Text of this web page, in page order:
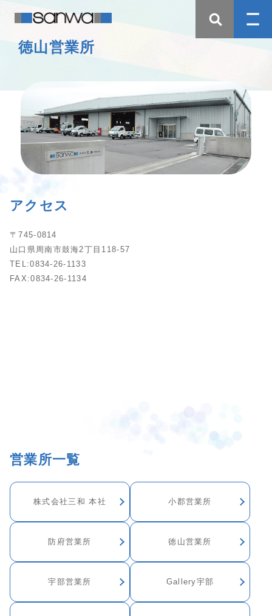
徳山営業所
アクセス
〒745-0814
山口県周南市鼓海2丁目118-57
TEL:0834-26-1133
FAX:0834-26-1134
営業所一覧
株式会社三和 本社 小郡営業所
防府営業所 徳山営業所
宇部営業所 Gallery宇部